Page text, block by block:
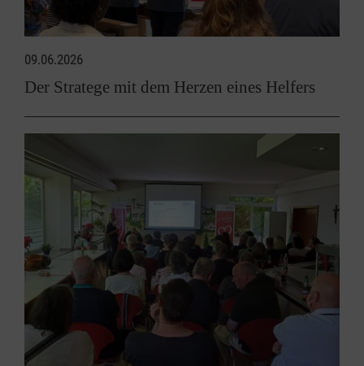
09.06.2026
Der Stratege mit dem Herzen eines Helfers